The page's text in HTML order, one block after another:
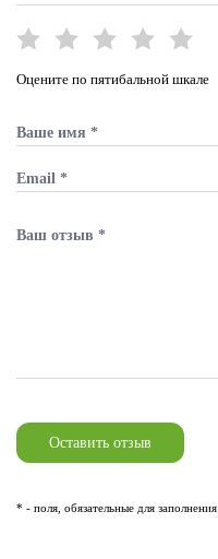
Оцените по пятибальной шкале
* - поля, обязательные для заполнения